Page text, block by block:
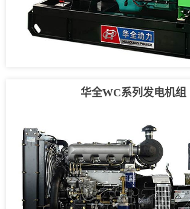
华全WC系列发电机组